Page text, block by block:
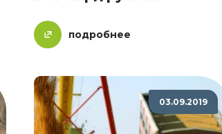
подробнее
03.09.2019